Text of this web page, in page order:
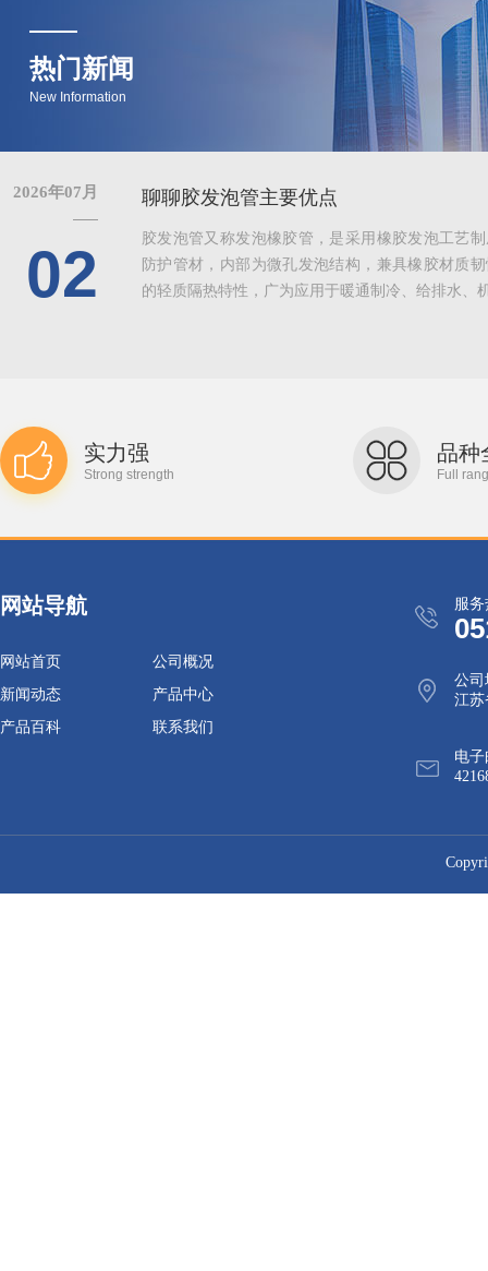
热门新闻
New Information
2026年07月
02
聊聊胶发泡管主要优点
胶发泡管又称发泡橡胶管，是采用橡胶发泡工艺
防护管材，内部为微孔发泡结构，兼具橡胶材质
的轻质隔热特性，广为应用于暖通制冷、给排水、
实力强
Strong strength
品种
Full
网站导航
网站首页
公司概况
新闻动态
产品中心
产品百科
联系我们
服
公司
江苏
电